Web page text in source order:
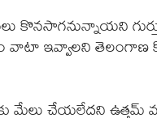
కొనసాగనున్నాయని
వాటా ఇవ్వాలని
మేలు చేయలేదని